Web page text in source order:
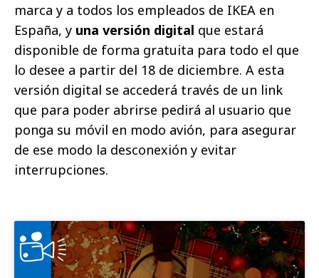
marca y a todos los empleados de IKEA en
España, y una versión digital que estará
disponible de forma gratuita para todo el que
lo desee a partir del 18 de diciembre. A esta
versión digital se accederá través de un link
que para poder abrirse pedirá al usuario que
ponga su móvil en modo avión, para asegurar
de ese modo la desconexión y evitar
interrupciones.